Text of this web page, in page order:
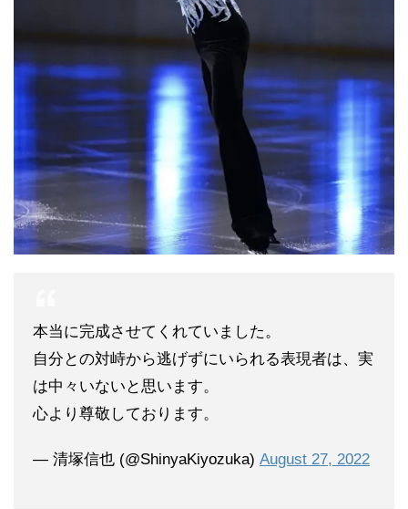
本当に完成させてくれていました。
自分との対峙から逃げずにいられる表現者は、実
は中々いないと思います。
心より尊敬しております。
— 清塚信也 (@ShinyaKiyozuka) August 27, 2022